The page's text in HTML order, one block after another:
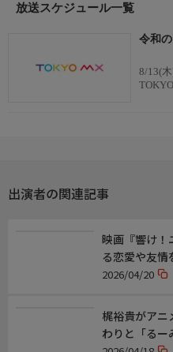
放送スケジュール一覧
令和
8/13(
出演者の関連記事
映画『響け！
る恋愛や友情
2026/04/20
梶裕貴がアニ
わりと「るー